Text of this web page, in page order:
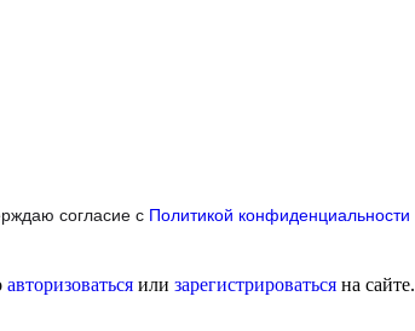
согласие с Политикой конфиденциальности
авторизоваться или зарегистрироваться на сайте.